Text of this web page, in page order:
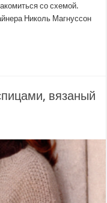
со схемой.
Николь Магнуссон
вязаный